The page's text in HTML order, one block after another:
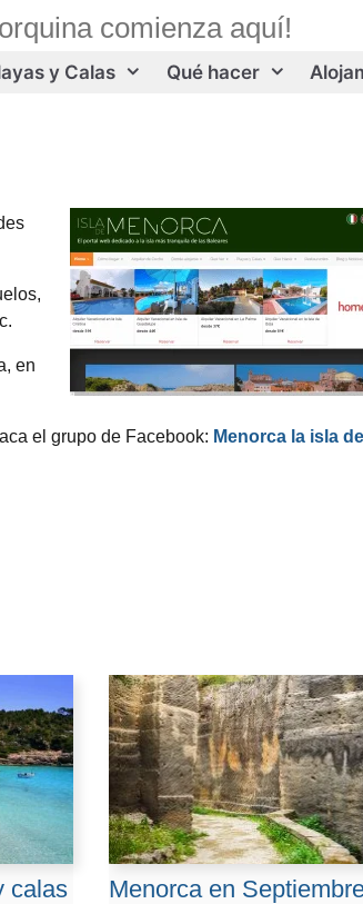
comienza aquí!
y Calas Qué hacer
en
el grupo de Facebook: Menorca la isla
calas
Menorca en